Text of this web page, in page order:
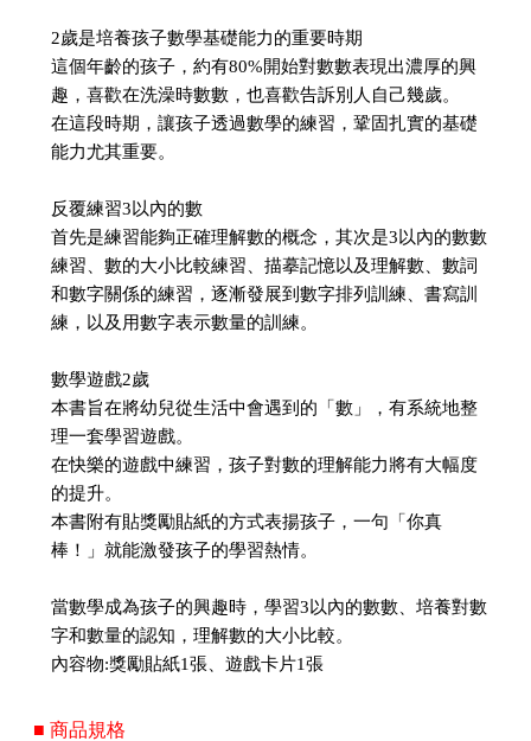
2歲是培養孩子數學基礎能力的重要時期
這個年齡的孩子，約有80%開始對數數表現出濃厚的興
趣，喜歡在洗澡時數數，也喜歡告訴別人自己幾歲。
在這段時期，讓孩子透過數學的練習，鞏固扎實的基礎
能力尤其重要。
反覆練習3以內的數
首先是練習能夠正確理解數的概念，其次是3以內的數數
練習、數的大小比較練習、描摹記憶以及理解數、數詞
和數字關係的練習，逐漸發展到數字排列訓練、書寫訓
練，以及用數字表示數量的訓練。
數學遊戲2歲
本書旨在將幼兒從生活中會遇到的「數」，有系統地整
理一套學習遊戲。
在快樂的遊戲中練習，孩子對數的理解能力將有大幅度
的提升。
本書附有貼獎勵貼紙的方式表揚孩子，一句「你真
棒！」就能激發孩子的學習熱情。
當數學成為孩子的興趣時，學習3以內的數數、培養對數
字和數量的認知，理解數的大小比較。
內容物:獎勵貼紙1張、遊戲卡片1張
■ 商品規格